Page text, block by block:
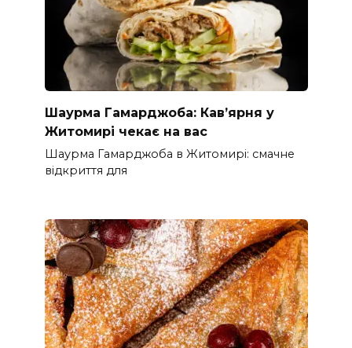
Шаурма Гамарджоба: Кав’ярня у
Житомирі чекає на вас
Шаурма Гамарджоба в Житомирі: смачне
відкриття для